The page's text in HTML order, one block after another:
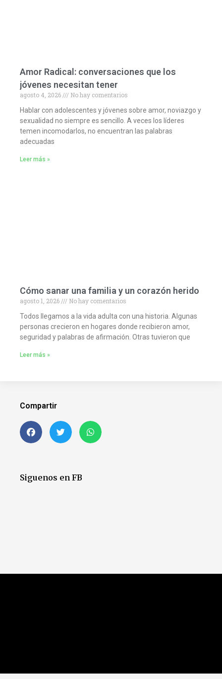
Amor Radical: conversaciones que los
jóvenes necesitan tener
agosto 4, 2026
No hay comentarios
Hablar con adolescentes y jóvenes sobre amor, noviazgo y
sexualidad no siempre es sencillo. A veces los líderes
temen incomodarlos, no encuentran las palabras
adecuadas
Leer más »
Cómo sanar una familia y un corazón herido
agosto 1, 2026
No hay comentarios
Todos llegamos a la vida adulta con una historia. Algunas
personas crecieron en hogares donde recibieron amor,
seguridad y palabras de afirmación. Otras tuvieron que
Leer más »
Compartir
Siguenos en FB